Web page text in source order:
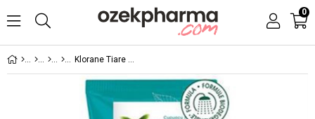
0
Klorane Tiare Çiçeği Ekstreli Duş Jeli 200 ml